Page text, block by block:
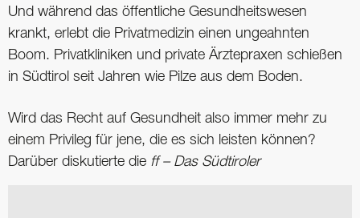
Und während das öffentliche Gesundheitswesen
krankt, erlebt die Privatmedizin einen ungeahnten
Boom. Privatkliniken und private Ärztepraxen schießen
in Südtirol seit Jahren wie Pilze aus dem Boden.
Wird das Recht auf Gesundheit also immer mehr zu
einem Privileg für jene, die es sich leisten können?
Darüber diskutierte die ff – Das Südtiroler